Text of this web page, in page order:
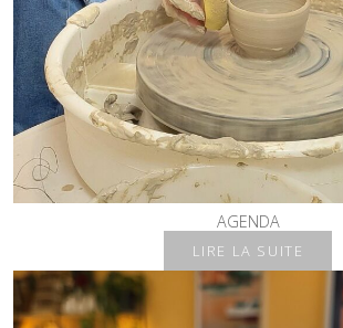
AGENDA
LIRE LA SUITE